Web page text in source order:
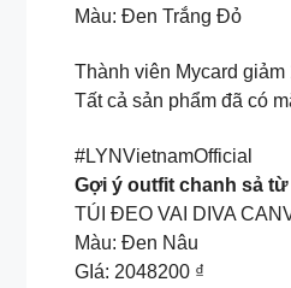
Màu: Đen Trắng Đỏ
Thành viên Mycard
Tất cả sản phẩm đã có
#LYNVietnamOfficial
Gợi ý outfit chanh sả
TÚI ĐEO VAI DIVA
Màu: Đen Nâu
GIá: 2048200 ₫